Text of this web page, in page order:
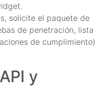
solicite el paquete de
de penetración, lista
de cumplimiento)
y